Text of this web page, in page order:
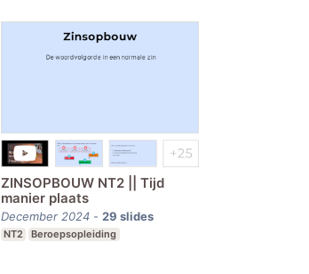
ZINSOPBOUW NT2 || Tijd
manier plaats
December 2024- 29 slides
NT2 Beroepsopleiding